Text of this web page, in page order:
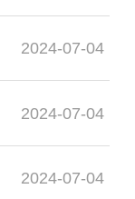
2024-07-04
2024-07-04
2024-07-04